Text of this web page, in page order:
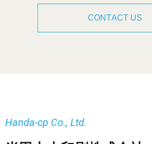
CONTACT US
Handa-cp Co., Ltd.